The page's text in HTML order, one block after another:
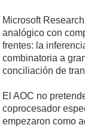
Microsoft
analógico con
frentes: la
combinatoria a
conciliación de
El AOC no
coprocesador
empezaron como